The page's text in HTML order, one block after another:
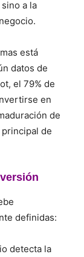
a la
está
datos de
el 79% de
en
de
principal de
definidas:
detecta la